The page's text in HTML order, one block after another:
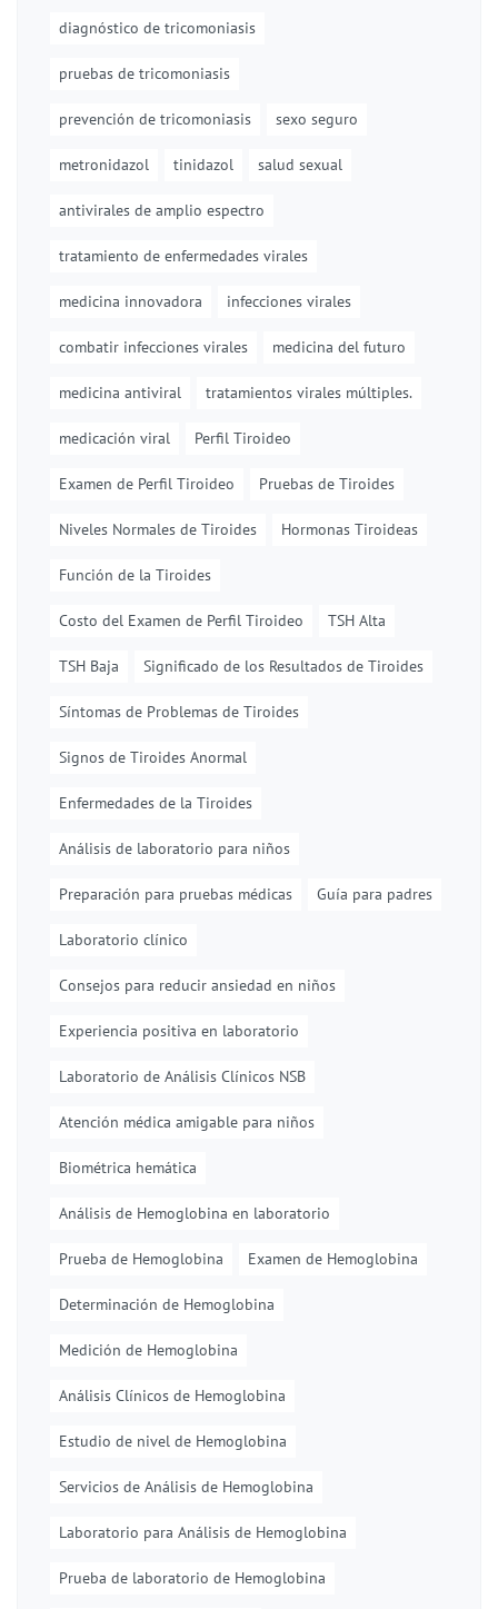
diagnóstico de tricomoniasis
pruebas de tricomoniasis
prevención de tricomoniasis sexo seguro
metronidazol tinidazol salud sexual
antivirales de amplio espectro
tratamiento de enfermedades virales
medicina innovadora infecciones virales
combatir infecciones virales medicina del futuro
medicina antiviral tratamientos virales múltiples.
medicación viral Perfil Tiroideo
Examen de Perfil Tiroideo Pruebas de Tiroides
Niveles Normales de Tiroides Hormonas Tiroideas
Función de la Tiroides
Costo del Examen de Perfil Tiroideo TSH Alta
TSH Baja Significado de los Resultados de Tiroides
Síntomas de Problemas de Tiroides
Signos de Tiroides Anormal
Enfermedades de la Tiroides
Análisis de laboratorio para niños
Preparación para pruebas médicas Guía para padres
Laboratorio clínico
Consejos para reducir ansiedad en niños
Experiencia positiva en laboratorio
Laboratorio de Análisis Clínicos NSB
Atención médica amigable para niños
Biométrica hemática
Análisis de Hemoglobina en laboratorio
Prueba de Hemoglobina Examen de Hemoglobina
Determinación de Hemoglobina
Medición de Hemoglobina
Análisis Clínicos de Hemoglobina
Estudio de nivel de Hemoglobina
Servicios de Análisis de Hemoglobina
Laboratorio para Análisis de Hemoglobina
Prueba de laboratorio de Hemoglobina